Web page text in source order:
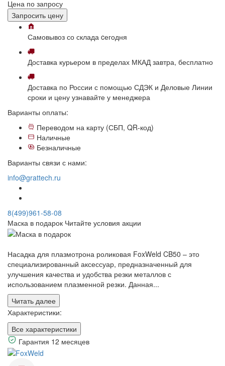
Цена по запросу
Запросить цену
Самовывоз со склада cегодня
Доставка курьером в пределах МКАД завтра, бесплатно
Доставка по России с помощью СДЭК и Деловые Линии
сроки и цену узнавайте у менеджера
Варианты оплаты:
Переводом на карту (СБП, QR-код)
Наличные
Безналичные
Варианты связи с нами:
info@grattech.ru
8(499)961-58-08
Маска в подарок Читайте условия акции
Насадка для плазмотрона роликовая FoxWeld CB50 – это
специализированный аксессуар, предназначенный для
улучшения качества и удобства резки металлов с
использованием плазменной резки. Данная...
Читать далее
Характеристики:
Все характеристики
Гарантия 12 месяцев